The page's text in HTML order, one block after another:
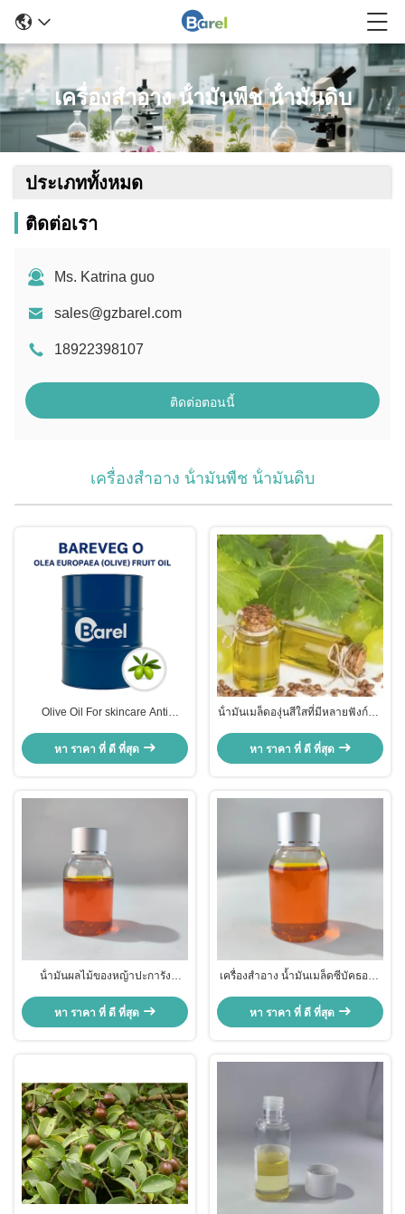
เครื่องสําอาง น้ํามันพืช น้ํามันดิบ
ประเภททั้งหมด
ติดต่อเรา
Ms. Katrina guo
sales@gzbarel.com
18922398107
ติดต่อตอนนี้
เครื่องสําอาง น้ํามันพืช น้ํามันดิบ
Olive Oil For skincare Anti
Nourishing & Antioxidant
Skincare
หา ราคา ที่ ดี ที่สุด
น้ํามันเมล็ดองุ่นสีใสที่มีหลายฟังก์ชัน
Vitis Vinifera สําหรับการดูแล
ผิวหนังที่มีประสิทธิภาพสูง
หา ราคา ที่ ดี ที่สุด
น้ํามันผลไม้ของหญ้าปะการัง
Rhamnoides น้ํามันผลไม้สําหรับ
เครื่องสําอางที่มีประสิทธิภาพสูง
หา ราคา ที่ ดี ที่สุด
เครื่องสำอาง น้ำมันเมล็ดซีบัคธอร์น
ใส น้ำมันเมล็ดฮิปโพเฟอี แรมโน
ออยด์
หา ราคา ที่ ดี ที่สุด